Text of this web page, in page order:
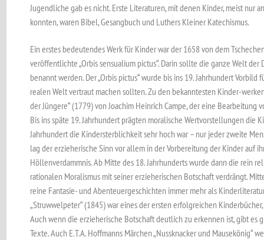
Jugendliche gab es nicht. Erste Literaturen, mit denen Kinder, meist nur
konnten, waren Bibel, Gesangbuch und Luthers Kleiner Katechismus.
Ein erstes bedeutendes Werk für Kinder war der 1658 von dem
veröffentlichte „Orbis sensualium pictus“. Darin sollte die ganze Welt
benannt werden. Der „Orbis pictus“ wurde bis ins 19. Jahrhundert
realen Welt vertraut machen sollten. Zu den bekanntesten Kinder-
der Jüngere“ (1779) von Joachim Heinrich Campe, der eine Bearbeitung
Bis ins späte 19. Jahrhundert prägten moralische Wertvorstellungen die
Jahrhundert die Kindersterblichkeit sehr hoch war – nur jeder zweite
lag der erzieherische Sinn vor allem in der Vorbereitung der Kinder auf
Höllenverdammnis. Ab Mitte des 18. Jahrhunderts wurde dann die rein
rationalen Moralismus mit seiner erzieherischen Botschaft verdrängt.
reine Fantasie- und Abenteuergeschichten immer mehr als
„Struwwelpeter“ (1845) war eines der ersten erfolgreichen
Auch wenn die erzieherische Botschaft deutlich zu erkennen ist, gibt
Texte. Auch E.T.A. Hoffmanns Märchen „Nussknacker und Mausekönig“